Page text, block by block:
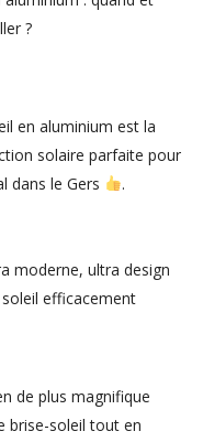
?
en aluminium est la
solaire parfaite pour
dans le Gers
.
moderne, ultra design
efficacement
de plus magnifique
brise-soleil tout en